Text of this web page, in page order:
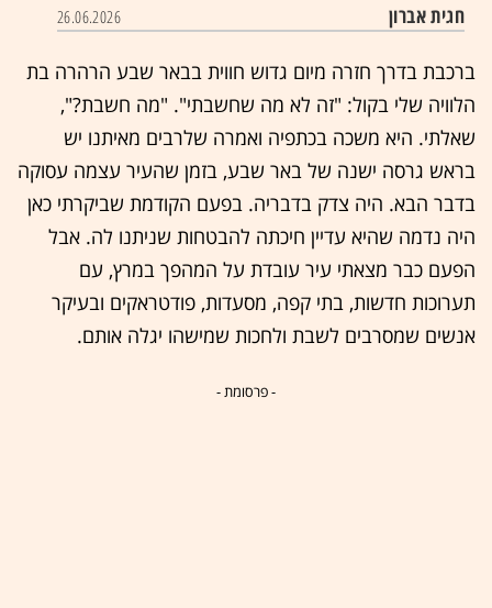
חגית אברון 26.06.2026
ברכבת בדרך חזרה מיום גדוש חווית בבאר שבע הרהרה בת
הלוויה שלי בקול: "זה לא מה שחשבתי". "מה חשבת?",
שאלתי. היא משכה בכתפיה ואמרה שלרבים מאיתנו יש
בראש גרסה ישנה של באר שבע, בזמן שהעיר עצמה עסוקה
בדבר הבא. היה צדק בדבריה. בפעם הקודמת שביקרתי כאן
היה נדמה שהיא עדיין חיכתה להבטחות שניתנו לה. אבל
הפעם כבר מצאתי עיר עובדת על המהפך במרץ, עם
תערוכות חדשות, בתי קפה, מסעדות, פודטראקים ובעיקר
אנשים שמסרבים לשבת ולחכות שמישהו יגלה אותם.
- פרסומת -